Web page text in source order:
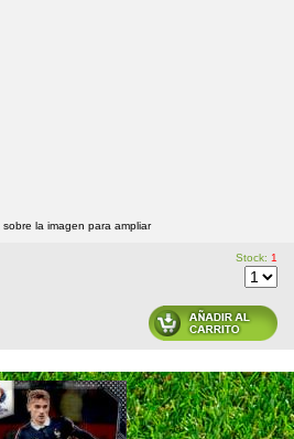
sobre la imagen para ampliar
Stock: 1